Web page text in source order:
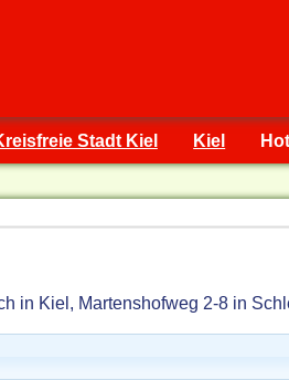
Stadt Kiel Kiel
in Kiel, Martenshofweg 2-8 in